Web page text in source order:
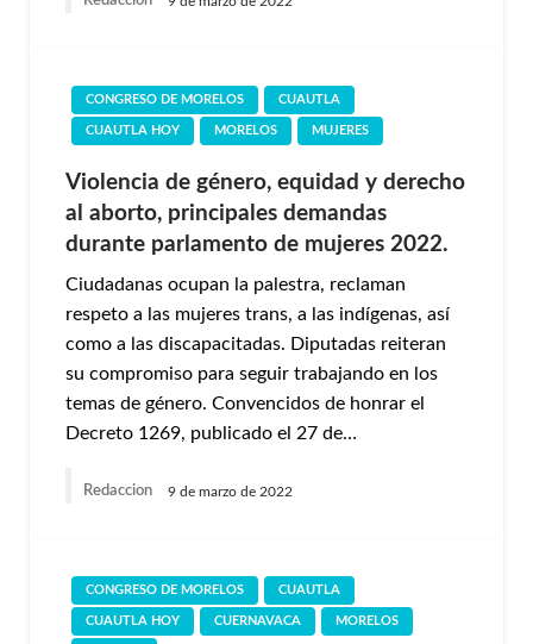
CONGRESO DE MORELOS CUAUTLA
CUAUTLA HOY MORELOS MUJERES
Violencia de género, equidad y derecho
al aborto, principales demandas
durante parlamento de mujeres 2022.
Ciudadanas ocupan la palestra, reclaman
respeto a las mujeres trans, a las indígenas, así
como a las discapacitadas. Diputadas reiteran
su compromiso para seguir trabajando en los
temas de género. Convencidos de honrar el
Decreto 1269, publicado el 27 de…
Redaccion 9 de marzo de 2022
CONGRESO DE MORELOS CUAUTLA
CUAUTLA HOY CUERNAVACA MORELOS